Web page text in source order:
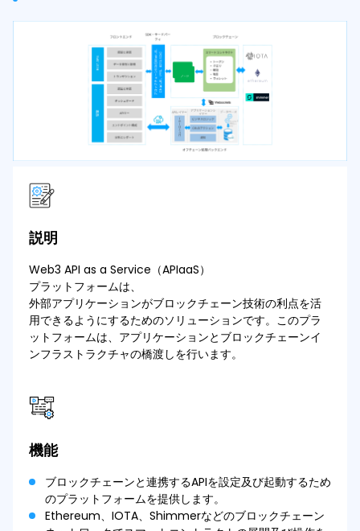
説明
Web3 API as a Service（APIaaS）
プラットフォームは、
外部アプリケーションがブロックチェーン技術の利点を活
用できるようにするためのソリューションです。このプラ
ットフォームは、アプリケーションとブロックチェーンイ
ンフラストラクチャの橋渡しを行います。
機能
ブロックチェーンと連携するAPIを設定及び起動するため
のプラットフォームを提供します。
Ethereum、IOTA、Shimmerなどのブロックチェーン